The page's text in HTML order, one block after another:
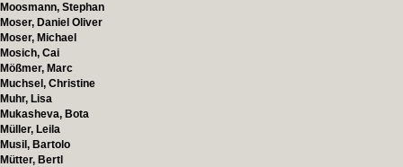
Moosmann, Stephan
Moser, Daniel Oliver
Moser, Michael
Mosich, Cai
Mößmer, Marc
Muchsel, Christine
Muhr, Lisa
Mukasheva, Bota
Müller, Leila
Musil, Bartolo
Mütter, Bertl